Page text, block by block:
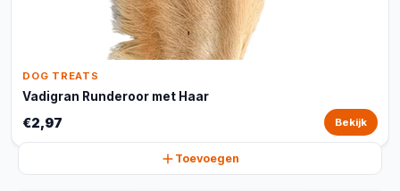
DOG TREATS
Vadigran Runderoor met Haar
€2,97 Bekijk
Toevoegen